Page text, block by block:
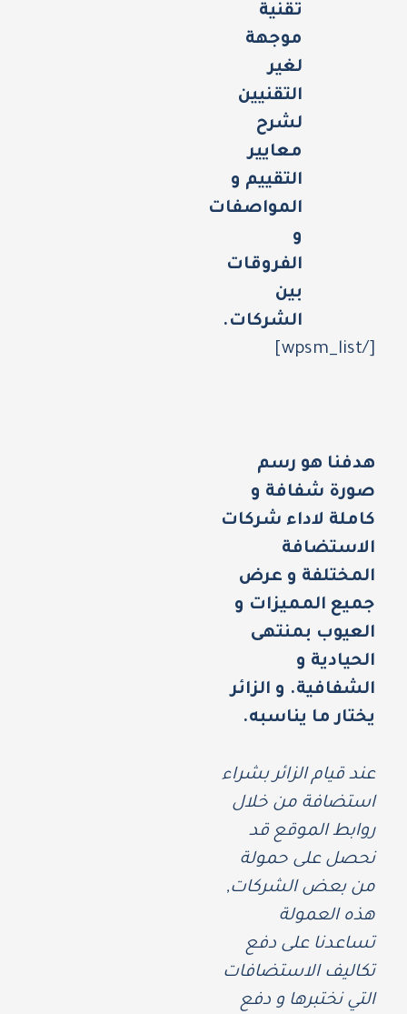
تقنية
موجهة
لغير
التقنيين
لشرح
معايير
التقييم و
المواصفات
و
الفروقات
بين
الشركات.
[/wpsm_list]
هدفنا هو رسم
صورة شفافة و
كاملة لاداء شركات
الاستضافة
المختلفة و عرض
جميع المميزات و
العيوب بمنتهى
الحيادية و
الشفافية. و الزائر
يختار ما يناسبه.
عند قيام الزائر بشراء
استضافة من خلال
روابط الموقع قد
نحصل على حمولة
من بعض الشركات,
هذه العمولة
تساعدنا على دفع
تكاليف الاستضافات
التي نختبرها و دفع